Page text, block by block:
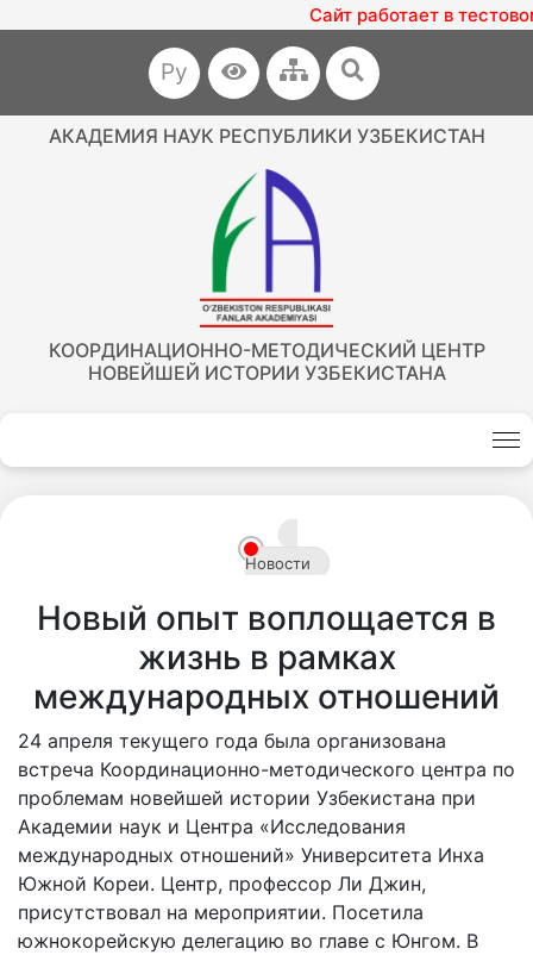
Сайт работает в
Ру
АКАДЕМИЯ НАУК РЕСПУБЛИКИ УЗБЕКИСТАН
КООРДИНАЦИОННО-МЕТОДИЧЕСКИЙ ЦЕНТР
НОВЕЙШЕЙ ИСТОРИИ УЗБЕКИСТАНА
Новости
Новый опыт воплощается в
жизнь в рамках
международных отношений
24 апреля текущего года была организована
встреча Координационно-методического центра по
проблемам новейшей истории Узбекистана при
Академии наук и Центра «Исследования
международных отношений» Университета Инха
Южной Кореи. Центр, профессор Ли Джин,
присутствовал на мероприятии. Посетила
южнокорейскую делегацию во главе с Юнгом. В
Akademiklar
ru